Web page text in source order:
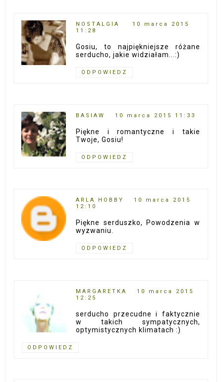
NOSTALGIA
10 marca 2015
11:28
Gosiu, to najpiękniejsze różane
serducho, jakie widziałam...:)
ODPOWIEDZ
BASIAW 10 marca 2015 11:33
Piękne i romantyczne i takie
Twoje, Gosiu!
ODPOWIEDZ
ARLA HOBBY
10 marca 2015
12:10
Piękne serduszko, Powodzenia w
wyzwaniu.
ODPOWIEDZ
MARGARETKA
10 marca 2015
12:25
serducho przecudne i faktycznie
w takich sympatycznych,
optymistycznych klimatach :)
ODPOWIEDZ